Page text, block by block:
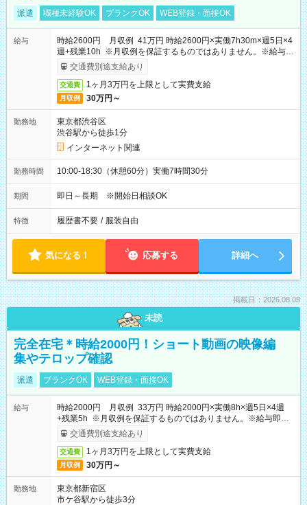
派遣 職種未経験OK ブランクOK WEB登録・面接OK
給与
時給2600円 月収例 41万円 時給2600円×実働7h30m×週5日×4
週+残業10h ※月収例を保証するものではありません。※給与即
受取りサービス利用可（利用条件有）
交通費別途支給あり
交通費 1ヶ月3万円を上限として実費支給
月収例 30万円～
勤務地
東京都渋谷区
渋谷駅から徒歩1分
インターネット関連
勤務時間 10:00-18:30（休憩60分）実働7時間30分
期間 即日～長期 ※開始日相談OK
特徴 履歴書不要 / 服装自由
気になる！ 応募する 詳細へ
掲載日：2026.08.08
未読
完全在宅＊時給2000円！ショート動画の映像編
集やテロップ確認
派遣 ブランクOK WEB登録・面接OK
給与
時給2000円 月収例 33万円 時給2000円×実働8h×週5日×4週
+残業5h ※月収例を保証するものではありません。※給与即受
取りサービス利用可（利用条件有）
交通費別途支給あり
交通費 1ヶ月3万円を上限として実費支給
月収例 30万円～
勤務地
東京都新宿区
市ケ谷駅から徒歩3分